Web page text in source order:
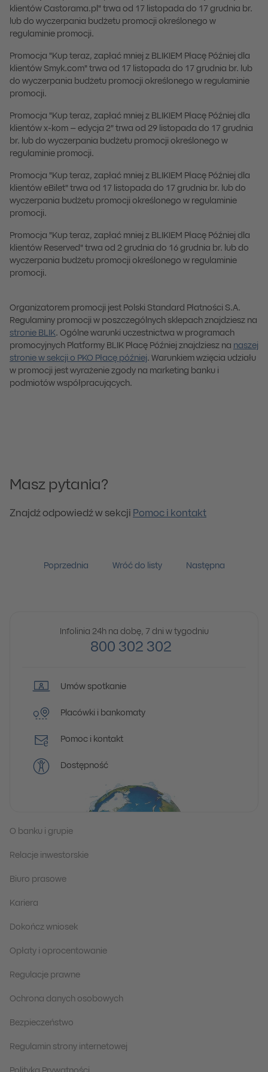
klientów Castorama.pl" trwa od 17 listopada do 17 grudnia br.
lub do wyczerpania budżetu promocji określonego w
regulaminie promocji.
Promocja "Kup teraz, zapłać mniej z BLIKIEM Płacę Później dla
klientów Smyk.com" trwa od 17 listopada do 17 grudnia br. lub
do wyczerpania budżetu promocji określonego w regulaminie
promocji.
Promocja "Kup teraz, zapłać mniej z BLIKIEM Płacę Później dla
klientów x-kom – edycja 2" trwa od 29 listopada do 17 grudnia
br. lub do wyczerpania budżetu promocji określonego w
regulaminie promocji.
Promocja "Kup teraz, zapłać mniej z BLIKIEM Płacę Później dla
klientów eBilet" trwa od 17 listopada do 17 grudnia br. lub do
wyczerpania budżetu promocji określonego w regulaminie
promocji.
Promocja "Kup teraz, zapłać mniej z BLIKIEM Płacę Później dla
klientów Reserved" trwa od 2 grudnia do 16 grudnia br. lub do
wyczerpania budżetu promocji określonego w regulaminie
promocji.
Organizatorem promocji jest Polski Standard Płatności S.A.
Regulaminy promocji w poszczególnych sklepach znajdziesz na
stronie BLIK. Ogólne warunki uczestnictwa w programach
promocyjnych Platformy BLIK Płacę Później znajdziesz na naszej
stronie w sekcji o PKO Płacę później. Warunkiem wzięcia udziału
w promocji jest wyrażenie zgody na marketing banku i
podmiotów współpracujących.
Masz pytania?
Znajdź odpowiedź w sekcji Pomoc i kontakt
Poprzednia Wróć do listy Następna
Infolinia 24h na dobę, 7 dni w tygodniu
800 302 302
Umów spotkanie
Placówki i bankomaty
Pomoc i kontakt
Dostępność
O banku i grupie
Relacje inwestorskie
Biuro prasowe
Kariera
Dokończ wniosek
Opłaty i oprocentowanie
Regulacje prawne
Ochrona danych osobowych
Bezpieczeństwo
Regulamin strony internetowej